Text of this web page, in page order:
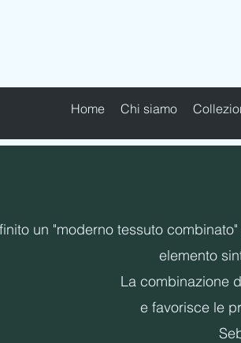
Home Chi siamo
un "moderno tessuto
elemento
La combinazione
e favorisce le